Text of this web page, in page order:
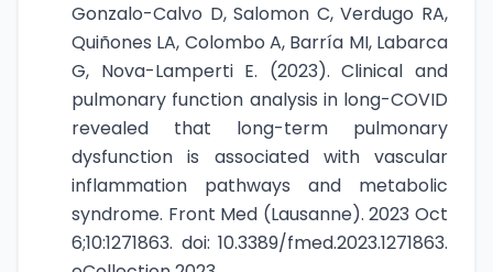
Gonzalo-Calvo D, Salomon C, Verdugo RA,
Quiñones LA, Colombo A, Barría MI, Labarca
G, Nova-Lamperti E. (2023). Clinical and
pulmonary function analysis in long-COVID
revealed that long-term pulmonary
dysfunction is associated with vascular
inflammation pathways and metabolic
syndrome. Front Med (Lausanne). 2023 Oct
6;10:1271863. doi: 10.3389/fmed.2023.1271863.